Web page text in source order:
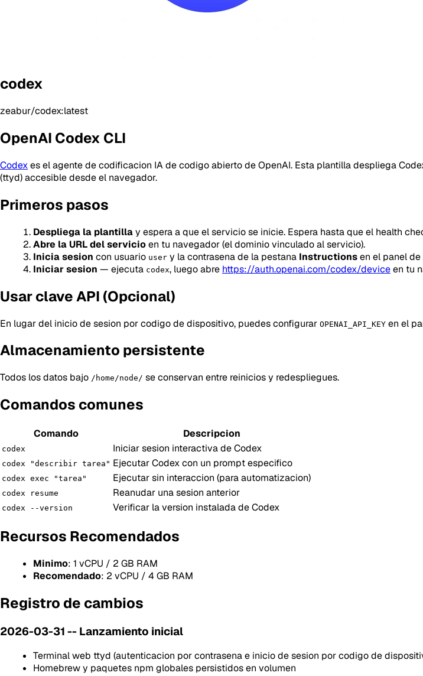
codex
zeabur/codex:latest
OpenAI Codex CLI
Codexes el agente de codificacion IA de codigo abierto de OpenAI. Esta plantilla despliega
(ttyd) accesible desde el navegador.
Primeros pasos
Despliega la plantillay espera a que el servicio se inicie. Espera hasta que el health
Abre la URL del servicioen tu navegador (el dominio vinculado al servicio).
Inicia sesion con usuario user y la contrasena de la pestana Instructionsen el panel de
Iniciar sesion — ejecuta codex, luego abre https://auth.openai.com/codex/deviceen tu
Usar clave API (Opcional)
En lugar del inicio de sesion por codigo de dispositivo, puedes configurar OPENAI_API_KEY en el
Almacenamiento persistente
Todos los datos bajo /home/node/ se conservan entre reinicios y redespliegues.
Comandos comunes
Comando Descripcion
codex Iniciar sesion interactiva de Codex
codex "describir tarea" Ejecutar Codex con un prompt especifico
codex exec "tarea" Ejecutar sin interaccion (para automatizacion)
codex resume Reanudar una sesion anterior
codex --version Verificar la version instalada de Codex
Recursos Recomendados
Minimo: 1 vCPU / 2 GB RAM
Recomendado: 2 vCPU / 4 GB RAM
Registro de cambios
2026-03-31 -- Lanzamiento inicial
Terminal web ttyd (autenticacion por contrasena e inicio de sesion por codigo de
Homebrew y paquetes npm globales persistidos en volumen